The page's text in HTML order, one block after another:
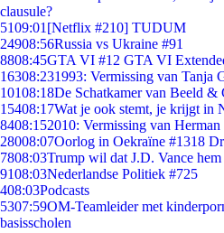
clausule?
5109:01 [Netflix #210] TUDUM
24908:56Russia vs Ukraine #91
8808:45GTA VI #12 GTA VI
16308:231993: Vermissing van Tanja
10108:18De Schatkamer van Beeld &
15408:17Wat je ook stemt, je krijgt in
8408:152010: Vermissing van Herman
28008:07Oorlog in Oekraïne #1318
7808:03Trump wil dat J.D. Vance
9108:03Nederlandse Politiek #725
408:03Podcasts
5307:59OM-Teamleider met
basisscholen